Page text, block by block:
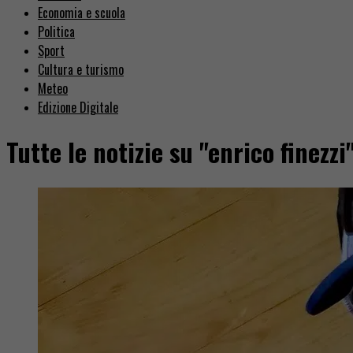
Economia e scuola
Politica
Sport
Cultura e turismo
Meteo
Edizione Digitale
Tutte le notizie su "enrico